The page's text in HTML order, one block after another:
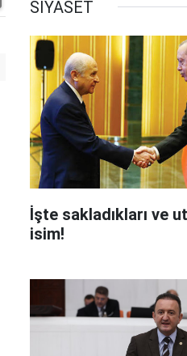
SİYASET
İşte sakladıkları ve
isim!